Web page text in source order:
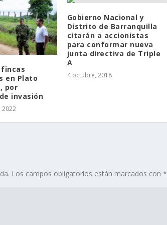
en Plato
por
invasión
2022
Gobierno Nacional y
Distrito de Barranquilla
citarán a accionistas
para conformar nueva
junta directiva de Triple
A
4 octubre, 2018
Los campos obligatorios están marcados con*